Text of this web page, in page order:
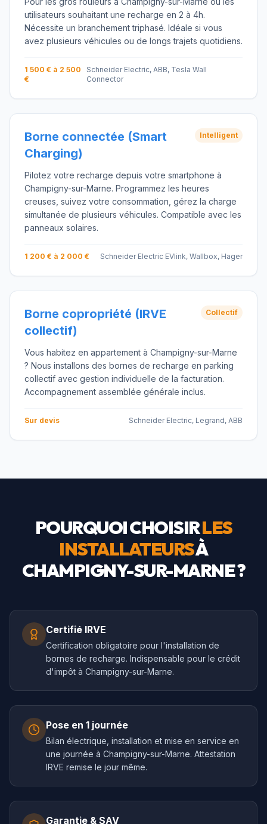
utilisateurs souhaitant une recharge en 2 à 4h.
Nécessite un branchement triphasé. Idéale si vous
avez plusieurs véhicules ou de longs trajets quotidiens.
1 500 € à 2 500
€
Schneider Electric, ABB, Tesla Wall
Connector
Borne connectée (Smart
Charging)
Intelligent
Pilotez votre recharge depuis votre smartphone à
Champigny-sur-Marne. Programmez les heures
creuses, suivez votre consommation, gérez la charge
simultanée de plusieurs véhicules. Compatible avec les
panneaux solaires.
1 200 € à 2 000 € Schneider Electric EVlink, Wallbox, Hager
Borne copropriété (IRVE
collectif)
Collectif
Vous habitez en appartement à Champigny-sur-Marne
? Nous installons des bornes de recharge en parking
collectif avec gestion individuelle de la facturation.
Accompagnement assemblée générale inclus.
Sur devis Schneider Electric, Legrand, ABB
POURQUOI CHOISIRLES
INSTALLATEURSÀ
CHAMPIGNY-SUR-MARNE?
Certifié IRVE
Certification obligatoire pour l'installation de
bornes de recharge. Indispensable pour le crédit
d'impôt à Champigny-sur-Marne.
Pose en 1 journée
Bilan électrique, installation et mise en service en
une journée à Champigny-sur-Marne. Attestation
IRVE remise le jour même.
Garantie & SAV